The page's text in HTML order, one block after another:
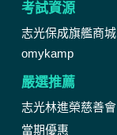
考試資源
志光保成旗艦商城
omykamp
嚴選推薦
志光林進榮慈善會
當期優惠